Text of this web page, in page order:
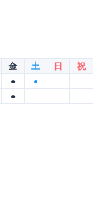
金 土 日
祝
●
●
●